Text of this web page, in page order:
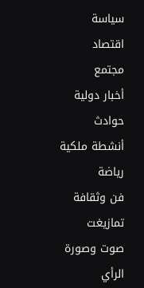
سياسة
اقتصاد
مجتمع
أخبار دولية
حوادث
أنشطة ملكية
رياضة
فن وثقافة
تمازيغت
صوت وصورة
الرأي